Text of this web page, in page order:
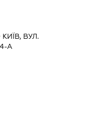
ВУЛ.
А